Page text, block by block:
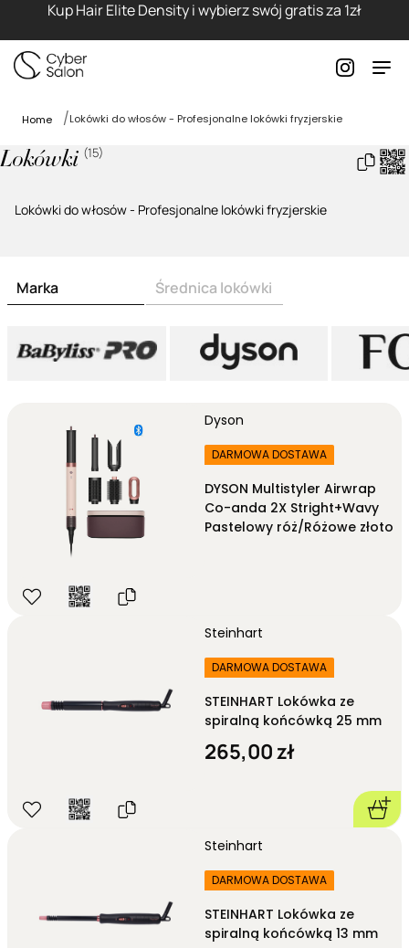
Kup Hair Elite Density i wybierz swój gratis za 1zł
Home Lokówki do włosów - Profesjonalne lokówki fryzjerskie
Lokówki (15)
Lokówki do włosów - Profesjonalne lokówki fryzjerskie
Marka Średnica lokówki
Dyson
DARMOWA DOSTAWA
DYSON Multistyler Airwrap
Co-anda 2X Stright+Wavy
Pastelowy róż/Różowe złoto
Steinhart
DARMOWA DOSTAWA
STEINHART Lokówka ze
spiralną końcówką 25 mm
265,00 zł
Steinhart
DARMOWA DOSTAWA
STEINHART Lokówka ze
spiralną końcówką 13 mm